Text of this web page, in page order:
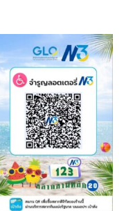
Healthy
school)
เสริม
ความ
เยาวชน
จัดการ
สิ่ง
แวดล้อม
ปลอดภัย
ยั่งยืน